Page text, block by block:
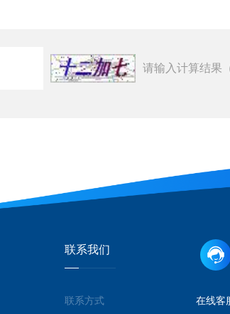
请输入计算结果
联系我们
联系方式 在线客